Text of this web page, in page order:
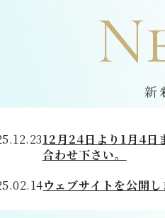
新
12月24日より1月4日
合わせ下さい。
ウェブサイトを公開